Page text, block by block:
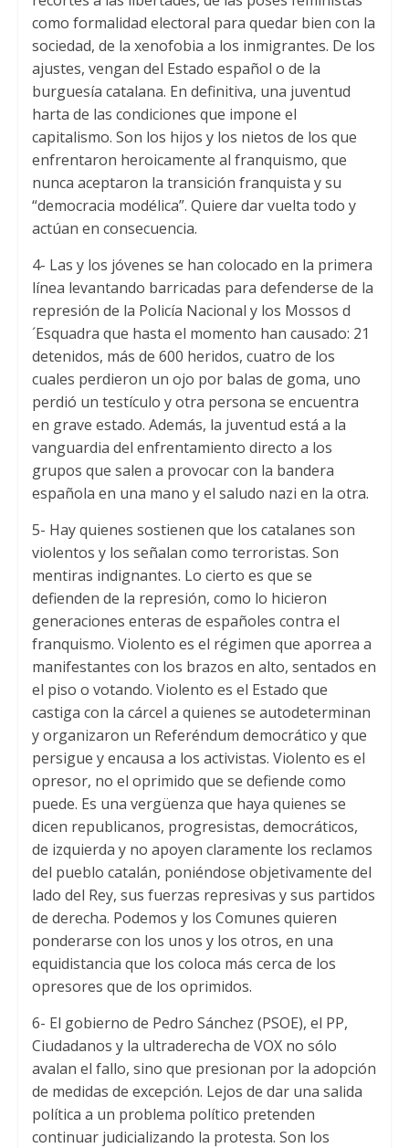
como formalidad electoral para quedar bien con la
sociedad, de la xenofobia a los inmigrantes. De los
ajustes, vengan del Estado español o de la
burguesía catalana. En definitiva, una juventud
harta de las condiciones que impone el
capitalismo. Son los hijos y los nietos de los que
enfrentaron heroicamente al franquismo, que
nunca aceptaron la transición franquista y su
“democracia modélica”. Quiere dar vuelta todo y
actúan en consecuencia.
4- Las y los jóvenes se han colocado en la primera
línea levantando barricadas para defenderse de la
represión de la Policía Nacional y los Mossos d
´Esquadra que hasta el momento han causado: 21
detenidos, más de 600 heridos, cuatro de los
cuales perdieron un ojo por balas de goma, uno
perdió un testículo y otra persona se encuentra
en grave estado. Además, la juventud está a la
vanguardia del enfrentamiento directo a los
grupos que salen a provocar con la bandera
española en una mano y el saludo nazi en la otra.
5- Hay quienes sostienen que los catalanes son
violentos y los señalan como terroristas. Son
mentiras indignantes. Lo cierto es que se
defienden de la represión, como lo hicieron
generaciones enteras de españoles contra el
franquismo. Violento es el régimen que aporrea a
manifestantes con los brazos en alto, sentados en
el piso o votando. Violento es el Estado que
castiga con la cárcel a quienes se autodeterminan
y organizaron un Referéndum democrático y que
persigue y encausa a los activistas. Violento es el
opresor, no el oprimido que se defiende como
puede. Es una vergüenza que haya quienes se
dicen republicanos, progresistas, democráticos,
de izquierda y no apoyen claramente los reclamos
del pueblo catalán, poniéndose objetivamente del
lado del Rey, sus fuerzas represivas y sus partidos
de derecha. Podemos y los Comunes quieren
ponderarse con los unos y los otros, en una
equidistancia que los coloca más cerca de los
opresores que de los oprimidos.
6- El gobierno de Pedro Sánchez (PSOE), el PP,
Ciudadanos y la ultraderecha de VOX no sólo
avalan el fallo, sino que presionan por la adopción
de medidas de excepción. Lejos de dar una salida
política a un problema político pretenden
continuar judicializando la protesta. Son los